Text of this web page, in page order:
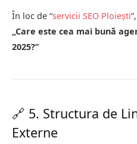
În loc de “servicii SEO Ploiești
„Care este cea mai bună
2025?”
🔗 5. Structura de
Externe